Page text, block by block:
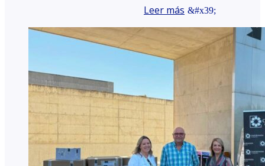
Leer más